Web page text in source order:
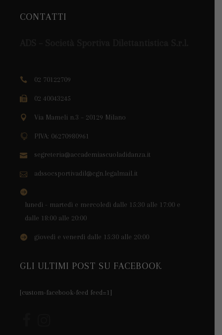
CONTATTI
02 70122709
02 40043245
Via Mameli n.3 – 20129 Milano
PIVA: 06270980961
segreteria@accademiascuoladidanza.it
adssocsportivadil@cgn.legalmail.it
lunedì - martedì e mercoledì dalle 15:30 alle 17:00 e
dalle 18:00 alle 20:00
giovedì e venerdì dalle 15:30 alle 20:00
GLI ULTIMI POST SU FACEBOOK
[custom-facebook-feed feed=1]